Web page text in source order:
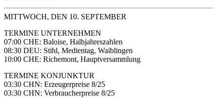
MITTWOCH, DEN 10. SEPTEMBER
TERMINE UNTERNEHMEN
07:00 CHE: Baloise, Halbjahreszahlen
08:30 DEU: Stihl, Medientag, Waiblingen
10:00 CHE: Richemont, Hauptversammlung
TERMINE KONJUNKTUR
03:30 CHN: Erzeugerpreise 8/25
03:30 CHN: Verbraucherpreise 8/25